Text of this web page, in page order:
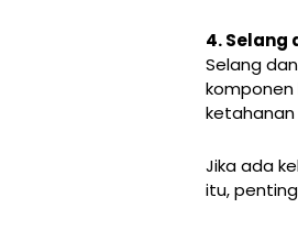
4. Selang
Selang
Jika ada
itu,